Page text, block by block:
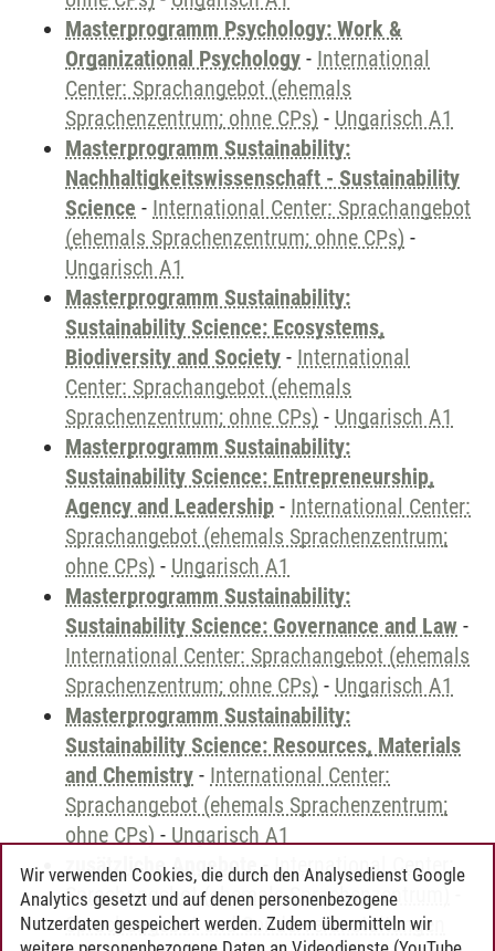
Masterprogramm Psychology: Work &
Organizational Psychology - International
Center: Sprachangebot (ehemals
Sprachenzentrum; ohne CPs) - Ungarisch A1
Masterprogramm Sustainability:
Nachhaltigkeitswissenschaft - Sustainability
Science - International Center: Sprachangebot
(ehemals Sprachenzentrum; ohne CPs) -
Ungarisch A1
Masterprogramm Sustainability:
Sustainability Science: Ecosystems,
Biodiversity and Society - International
Center: Sprachangebot (ehemals
Sprachenzentrum; ohne CPs) - Ungarisch A1
Masterprogramm Sustainability:
Sustainability Science: Entrepreneurship,
Agency and Leadership - International Center:
Sprachangebot (ehemals Sprachenzentrum;
ohne CPs) - Ungarisch A1
Masterprogramm Sustainability:
Sustainability Science: Governance and Law -
International Center: Sprachangebot (ehemals
Sprachenzentrum; ohne CPs) - Ungarisch A1
Masterprogramm Sustainability:
Sustainability Science: Resources, Materials
and Chemistry - International Center:
Sprachangebot (ehemals Sprachenzentrum;
ohne CPs) - Ungarisch A1
zusätzliche Angebote- International Center:
Sprachangebot (ehemals Sprachenzentrum)
Sprachangebot und Sonderveranstaltungen
Wir verwenden Cookies, die durch den Analysedienst Google
Analytics gesetzt und auf denen personenbezogene
Nutzerdaten gespeichert werden. Zudem übermitteln wir